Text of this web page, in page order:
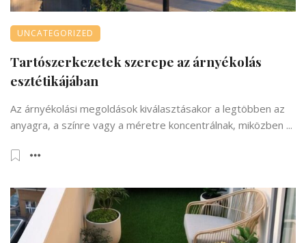
UNCATEGORIZED
Tartószerkezetek szerepe az árnyékolás
esztétikájában
Az árnyékolási megoldások kiválasztásakor a legtöbben az
anyagra, a színre vagy a méretre koncentrálnak, miközben ...